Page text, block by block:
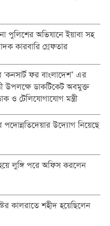
পুলিশের অভিযানে ইয়াবা সহ
কারবারি গ্রেফতার
'কনসার্ট ফর বাংলাদেশ’ এর
উপলক্ষে ডাকটিকেট অবমুক্ত
ও টেলিযোগাযোগ মন্ত্রী
পদোন্নতিদেয়ার উদ্যোগ নিয়েছে
লুঙ্গি পরে অফিস করলেন
কালরাতে শহীদ হয়েছিলেন